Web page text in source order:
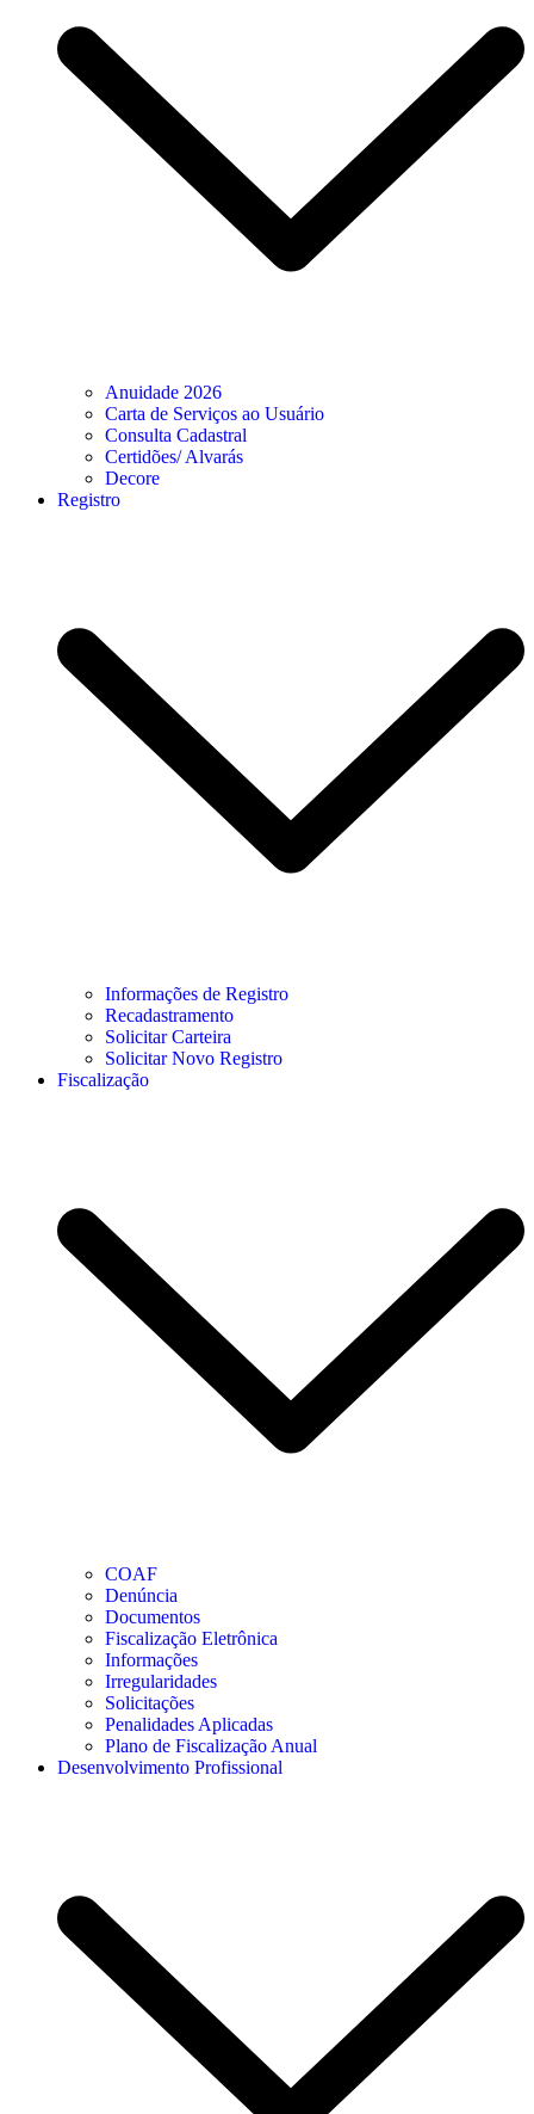
Anuidade 2026
Carta de Serviços ao Usuário
Consulta Cadastral
Certidões/ Alvarás
Decore
Registro
Informações de Registro
Recadastramento
Solicitar Carteira
Solicitar Novo Registro
Fiscalização
COAF
Denúncia
Documentos
Fiscalização Eletrônica
Informações
Irregularidades
Solicitações
Penalidades Aplicadas
Plano de Fiscalização Anual
Desenvolvimento Profissional